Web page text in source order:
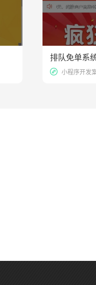
排队免单系
小程序开发